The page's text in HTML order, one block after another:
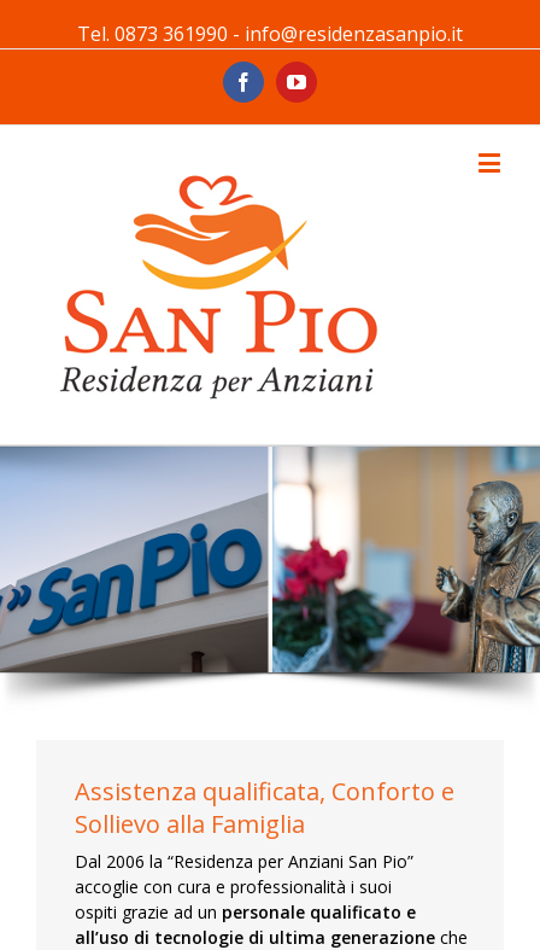
Tel. 0873 361990 - info@residenzasanpio.it
FacebookYoutube
Assistenza qualificata, Conforto e
Sollievo alla Famiglia
Dal 2006 la “Residenza per Anziani San Pio”
accoglie con cura e professionalità i suoi
ospiti grazie ad un personale qualificato e
all’uso di tecnologie di ultima generazione che